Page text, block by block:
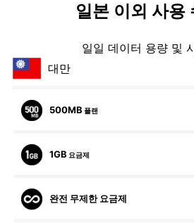
일본 이외 사용
일일 데이터 용량 및
대만
500MB 플랜
1GB 요금제
완전 무제한 요금제